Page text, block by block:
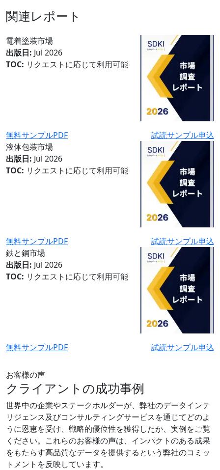
関連レポート
電着塗装市場
出版日: Jul 2026
TOC: リクエストに応じて利用可能
無料サンプルPDF
試読サンプル申込
液体包装市場
出版日: Jul 2026
TOC: リクエストに応じて利用可能
無料サンプルPDF
試読サンプル申込
鉄と鋼市場
出版日: Jul 2026
TOC: リクエストに応じて利用可能
無料サンプルPDF 試読サンプル申込
お客様の声
クライアントの成功事例
世界中の企業やステークホルダーが、弊社のデータインテ
リジェンス及びコンサルティングサービスを通じてどのよ
うに恩恵を受け、戦略的優位性を獲得したか、実例をご覧
ください。これらのお客様の声は、インパクトのある成果
をもたらす高品質なデータを提供するという弊社のコミッ
トメントを反映しています。